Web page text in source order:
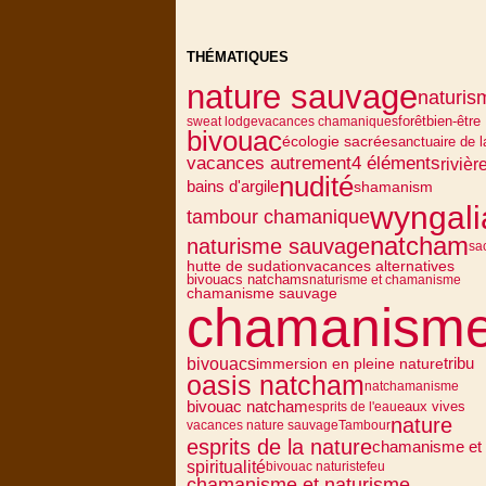
THÉMATIQUES
nature sauvage
sweat lodgevacances chamaniquesforêtbien-être
bivouacécologie sacréesanctuaire de
vacances autrement4 éléments
bains d'argilenuditéshamanism
tambour chamanique
naturisme sauvagenatcham
hutte de sudationvacances alternatives
bivouacs natchamsnaturisme et chamanisme
chamanisme sauvage
bivouacsimmersion en pleine naturetribu
oasis natchamnatchamanisme
bivouac natchamesprits de l'eaueaux vives
vacances nature sauvageTambournature
esprits de la naturechamanisme et
spiritualitébivouac naturistefeu